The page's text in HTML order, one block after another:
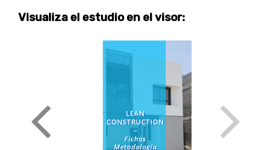
Visualiza el estudio en el visor: